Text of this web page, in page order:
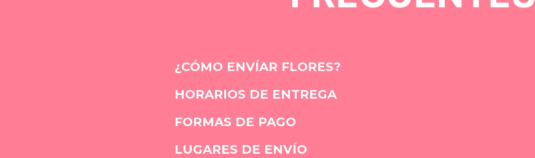
¿CÓMO ENVÍAR FLORES?
HORARIOS DE ENTREGA
FORMAS DE PAGO
LUGARES DE ENVÍO